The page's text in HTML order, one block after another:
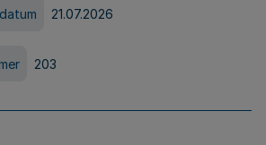
21.07.2026
203